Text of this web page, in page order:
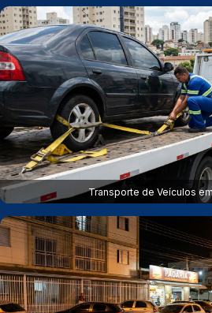
Transporte de Veículos